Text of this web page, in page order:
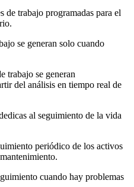
de trabajo programadas para el
se generan solo cuando
trabajo se generan
del análisis en tiempo real de
al seguimiento de la vida
periódico de los activos
cuando hay problemas